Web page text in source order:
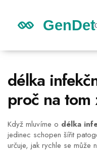
GENETICKÉ DĚDICTVÍ
DĚDICTVÍ DĚTÍ
GENETICKÝ TEST
délka
proč na tom
Když mluvíme o délka
jedinec schopen šířit
určuje, jak rychle se může